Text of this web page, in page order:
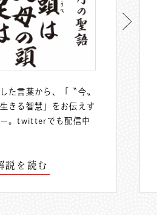
た言葉から、「〝今〟
きる智慧」をお伝えす
。twitterでも配信中
説を読む